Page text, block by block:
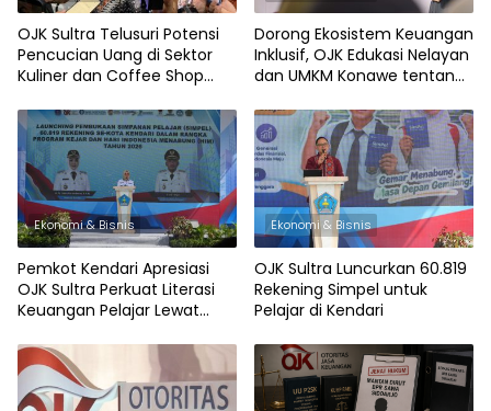
OJK Sultra Telusuri Potensi
Pencucian Uang di Sektor
Kuliner dan Coffee Shop
Dorong Ekosistem Keuangan
Inklusif, OJK Edukasi Nelayan
dan UMKM Konawe tentang
Ekonomi & Bisnis
Pemkot Kendari Apresiasi
OJK Sultra Perkuat Literasi
Keuangan Pelajar Lewat
Ekonomi & Bisnis
OJK Sultra Luncurkan 60.819
Rekening Simpel untuk
Pelajar di Kendari